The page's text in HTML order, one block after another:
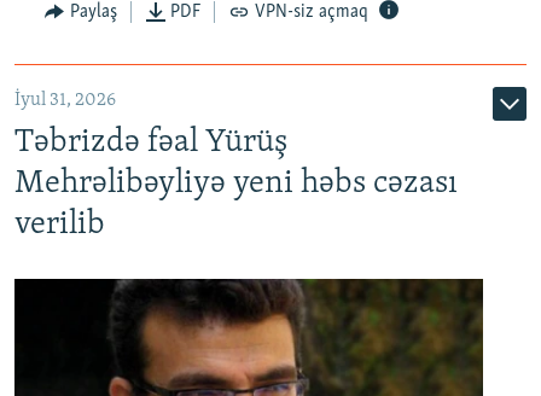
Paylaş PDF VPN-siz açmaq
İyul 31, 2026
Təbrizdə fəal Yürüş
Mehrəlibəyliyə yeni həbs cəzası
verilib